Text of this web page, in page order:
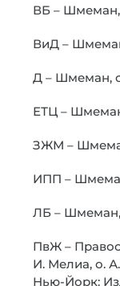
ВБ – Шмеман,
ВиД –
Д – Шмеман,
ЕТЦ –
ЗЖМ –
ИПП –
ЛБ – Шмеман,
ПвЖ –
И. Мелиа, о.
Нью-Йорк: